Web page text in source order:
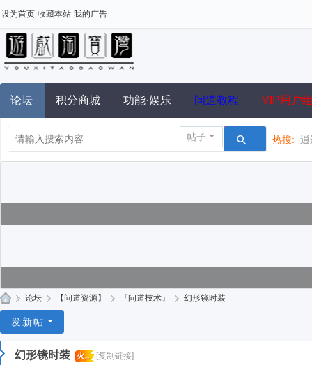
设为首页 收藏本站 我的广告
论坛 积分商城 功能·娱乐 问道教程 VIP用户
帖子 热搜: 逍
戏
淘
» 论坛 › 【问道资源】 › 『问道技术』 › 幻形镜时装
发新帖
幻形镜时装 火.. [复制链接]